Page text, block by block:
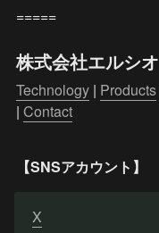
=====
株式会社エルシオ
Technology | Products
| Contact
【SNSアカウント】
X